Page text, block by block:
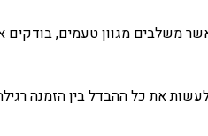
משלבים מגוון טעמים,
את כל ההבדל בין הזמנה